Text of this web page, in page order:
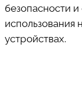
безопасности
использования
устройствах.